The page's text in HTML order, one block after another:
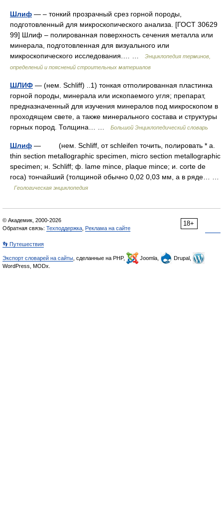
Шлиф — – тонкий прозрачный срез горной породы,
подготовленный для микроскопического анализа. [ГОСТ 30629
99] Шлиф – полированная поверхность сечения металла или
минерала, подготовленная для визуального или
микроскопического исследования.… …
Энциклопедия терминов,
определений и пояснений строительных материалов
ШЛИФ — (нем. Schliff) ..1) тонкая отполированная пластинка
горной породы, минерала или ископаемого угля; препарат,
предназначенный для изучения минералов под микроскопом в
проходящем свете, а также минерального состава и структуры
горных пород. Толщина… …
Большой Энциклопедический словарь
Шлиф — (нем. Schliff, от schleifen точить, полировать * a.
thin section metallographic specimen, micro section metallographic
specimen; н. Schliff; ф. lame mince, plaque mince; и. corte de
roca) тончайший (толщиной обычно 0,02 0,03 мм, a в ряде… …
Геологическая энциклопедия
18+
© Академик, 2000-2026
Обратная связь: Техподдержка Реклама на сайте
👣 Путешествия
Экспорт словарей на сайты , сделанные на PHP, Joomla,
Drupal,
WordPress, MODx.